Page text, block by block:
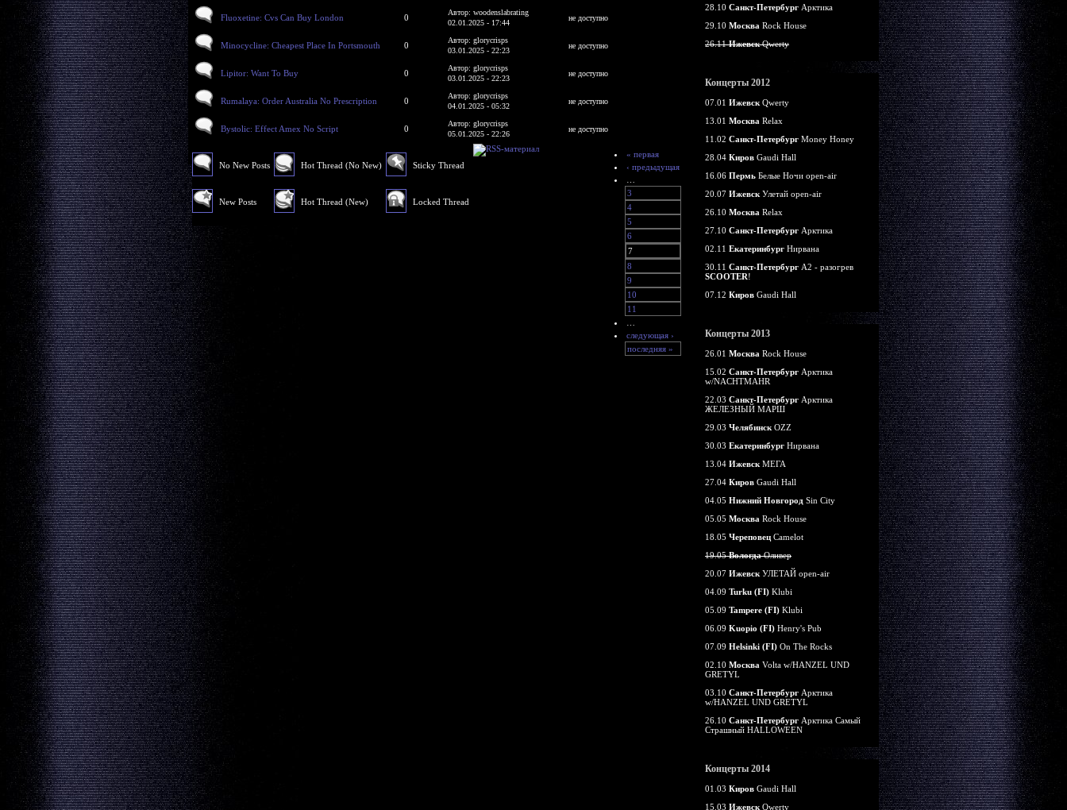
Fluoxetine: Cvs Can Buy London 0
Автор: woodenslabrating
02.01.2025 - 17:44
не доступно
Minocycline: Cheapest Place In Portsmouth 0
Автор: glorycrisps
03.01.2025 - 22:23
не доступно
Lipitor: Want To Buy 0
Автор: glorycrisps
03.01.2025 - 22:23
не доступно
Rumalaya: Order Australia No Prescription 0
Автор: glorycrisps
04.01.2025 - 05:32
не доступно
Bystolic: Effect Amex No Script 0
Автор: glorycrisps
05.01.2025 - 22:26
не доступно
No New Posts
New Posts
Hot Thread (No New)
Hot Thread (New)
Sticky Thread
Locked Thread
« первая
‹ предыдущая
3
4
5
6
7
8
9
10
11
следующая ›
последняя »
28.10 Санкт-Петербург Арктика
29.10 Москва Rock House
26.11ИжевскQwerty
Концерты 2012
07.01 Ижевск Qwerty
13.01 Москва Relax
11.02 Санкт-Петербург Money Honey
28.04 Киров Gaudi Hall
16.06 Пермь Белые Ночи open-air
20.07 Ижевск Улетай open-air
26.10 Москва Relax
27.10 Санкт-Петербург Арктика
02.11 Екатеринбург Нирвана
30.11 Санкт-Петербург А2 - разогрев
SCOOTER!
07.12 Киров Gaudi Hall
Концерты 2013
26.01 Москва Rock House
15.02 Санкт-Петербург Арктика
w/NACHTMAHR
22.03 Санкт-Петербург Арктика
ЖЕЛЕЗНЫЙ МАРШ
29.03 Челябинск OZZ
30.03 Екатеринбург Нирвана
13.04 Ижевск МЕГА
27.04 Киров Gaudi Hall
04.05 Нижний Новгород Sin City
05.05 Москва Rock House
18.05 Череповец Camelot
19.05ВологдаОливер
20.07 Ижевск УЛЕТАЙ open-air
04.09 Turku (FI) Klubi
05.09 Tampere (FI) Klubi
06.09 Kuopio (FI) Henry's Pub
07.09 Helsinki (FI) On The Rocks
02.10 Москва Volta w/HANZEL UND
GRETYL
03.10 Санкт-Петербург Арктика
w/HANZEL UND GRETYL
26.10 Санкт-Петербург Арктика Самый
Страшный HALLOWEEN
Концерты 2014
01.03 Киров Gaudi Hall
15.03 Ижевск Qwerty